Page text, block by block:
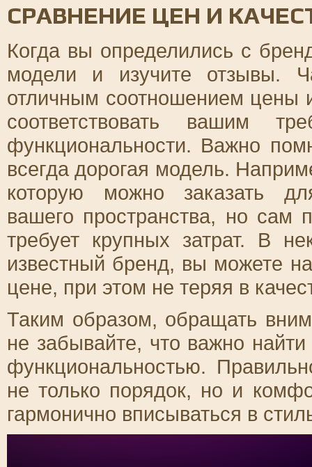
СРАВНЕНИЕ ЦЕН И
Когда вы определились с
модели и изучите отзывы.
отличным соотношением цены
соответствовать вашим
функциональности. Важно
всегда дорогая модель.
которую можно заказать
вашего пространства, но сам
требует крупных затрат. В
известный бренд, вы можете
цене, при этом не теряя в
Таким образом, обращать
не забывайте, что важно
функциональностью.
не только порядок, но и
гармонично вписываться в